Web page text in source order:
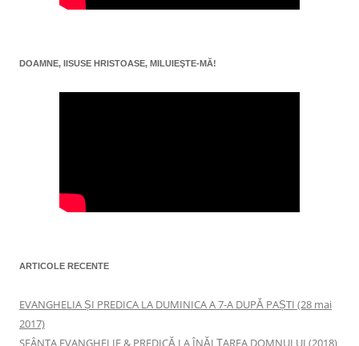
DOAMNE, IISUSE HRISTOASE, MILUIEŞTE-MĂ!
ARTICOLE RECENTE
EVANGHELIA ȘI PREDICA LA DUMINICA A 7-A DUPĂ PAȘTI (28 mai
2017)
SFÂNTA EVANGHELIE & PREDICĂ LA ÎNĂLŢAREA DOMNULUI (2018)